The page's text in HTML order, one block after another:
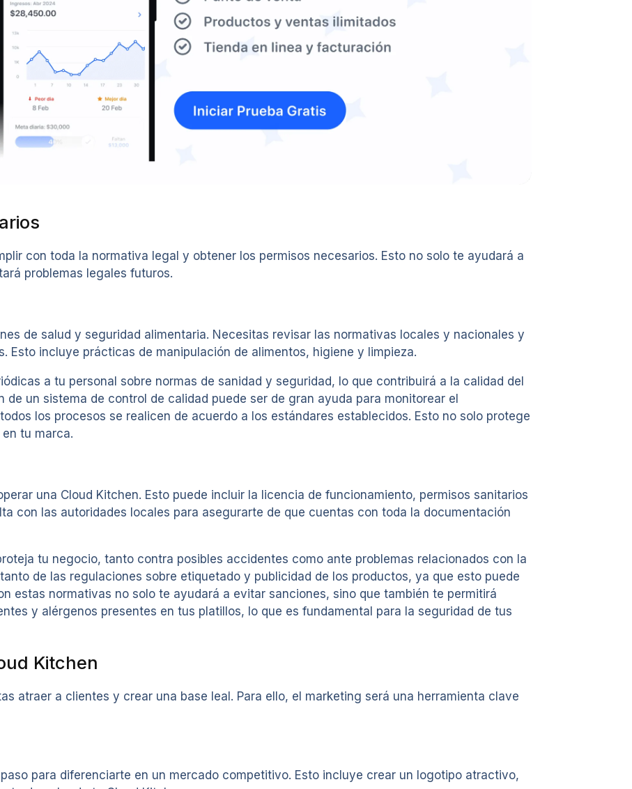
con toda la normativa legal y obtener los permisos necesarios. Esto no solo te ayudará a
problemas legales futuros.
de salud y seguridad alimentaria. Necesitas revisar las normativas locales y nacionales y
Esto incluye prácticas de manipulación de alimentos, higiene y limpieza.
a tu personal sobre normas de sanidad y seguridad, lo que contribuirá a la calidad del
un sistema de control de calidad puede ser de gran ayuda para monitorear el
los procesos se realicen de acuerdo a los estándares establecidos. Esto no solo protege
tu marca.
una Cloud Kitchen. Esto puede incluir la licencia de funcionamiento, permisos sanitarios
con las autoridades locales para asegurarte de que cuentas con toda la documentación
tu negocio, tanto contra posibles accidentes como ante problemas relacionados con la
de las regulaciones sobre etiquetado y publicidad de los productos, ya que esto puede
estas normativas no solo te ayudará a evitar sanciones, sino que también te permitirá
y alérgenos presentes en tus platillos, lo que es fundamental para la seguridad de tus
Kitchen
atraer a clientes y crear una base leal. Para ello, el marketing será una herramienta clave
para diferenciarte en un mercado competitivo. Esto incluye crear un logotipo atractivo,